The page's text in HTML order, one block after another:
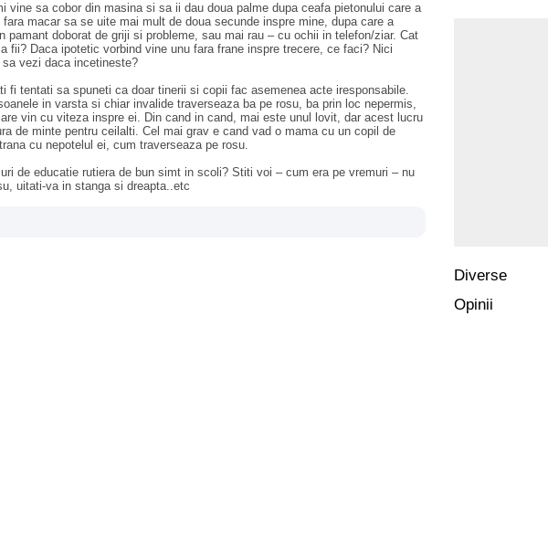
vine sa cobor din masina si sa ii dau doua palme dupa ceafa pietonului care a
fara macar sa se uite mai mult de doua secunde inspre mine, dupa care a
pamant doborat de griji si probleme, sau mai rau – cu ochii in telefon/ziar. Cat
fii? Daca ipotetic vorbind vine unu fara frane inspre trecere, ce faci? Nici
vezi daca incetineste?
fi tentati sa spuneti ca doar tinerii si copii fac asemenea acte iresponsabile.
in varsta si chiar invalide traverseaza ba pe rosu, ba prin loc nepermis,
vin cu viteza inspre ei. Din cand in cand, mai este unul lovit, dar acest lucru
de minte pentru ceilalti. Cel mai grav e cand vad o mama cu un copil de
cu nepotelul ei, cum traverseaza pe rosu.
de educatie rutiera de bun simt in scoli? Stiti voi – cum era pe vremuri – nu
uitati-va in stanga si dreapta..etc
Diverse
Opinii